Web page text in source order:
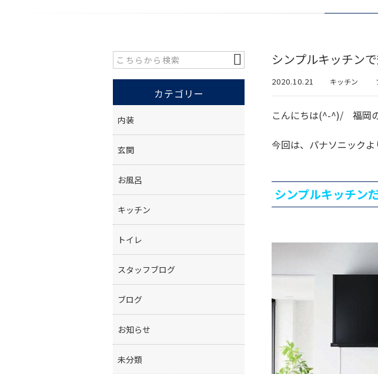
シンプルキッチン
2020.10.21 キッチン
こんにちは(^-^)/ 福岡
今回は、パナソニック
シンプルキッチン
カテゴリー
内装
玄関
お風呂
キッチン
トイレ
スタッフブログ
ブログ
お知らせ
未分類